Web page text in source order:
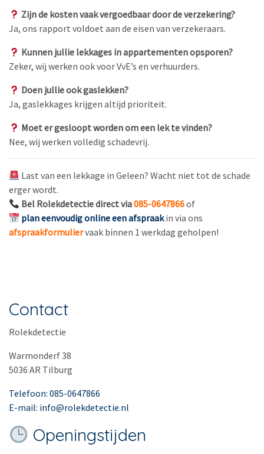
Zijn de kosten vaak vergoedbaar door de verzekering?
Ja, ons rapport voldoet aan de eisen van verzekeraars.
Kunnen jullie lekkages in appartementen opsporen?
Zeker, wij werken ook voor VvE’s en verhuurders.
Doen jullie ook gaslekken?
Ja, gaslekkages krijgen altijd prioriteit.
Moet er gesloopt worden om een lek te vinden?
Nee, wij werken volledig schadevrij.
Last van een lekkage in Geleen? Wacht niet tot de schade
erger wordt.
Bel Rolekdetectie direct via085-0647866of
plan eenvoudig online een afspraakin via ons
afspraakformuliervaak binnen 1 werkdag geholpen!
Contact
Rolekdetectie
Warmonderf 38
5036 AR Tilburg
Telefoon: 085-0647866
E-mail: info@rolekdetectie.nl
Openingstijden